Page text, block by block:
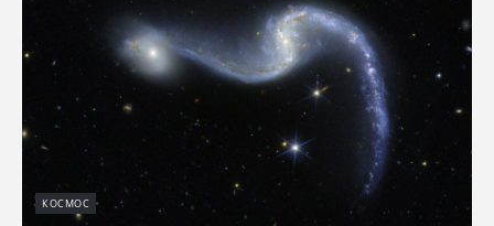
КОСМОС